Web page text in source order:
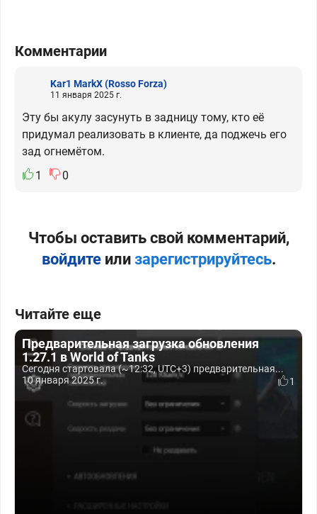
Комментарии
Kar1 MarkX(Rosso Forza)
11 января 2025 г.
Эту бы акулу засунуть в задницу тому, кто её
придумал реализовать в клиенте, да поджечь его
зад огнемётом.
1
0
Чтобы оставить свой комментарий,
войдитеили зарегистрируйтесь.
Читайте еще
Предварительная загрузка обновления
1.27.1 в World of Tanks
Сегодня стартовала (~12:32, UTC+3) предварительная...
10 января 2025 г.
1